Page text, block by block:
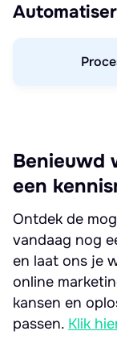
Benieuwd
een
Ontdek de
vandaag nog
en laat ons je
online
kansen en
passen. Klik